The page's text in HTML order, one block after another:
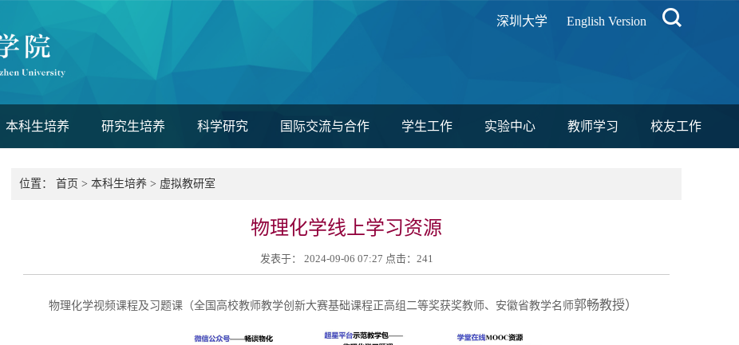
深圳大学 English Version
本科生培养 研究生培养 科学研究 国际交流与合作 学生工作 实验中心 教师学习 校友工作
位置： 首页 > 本科生培养 > 虚拟教研室
物理化学线上学习资源
发表于： 2024-09-06 07:27 点击： 241
物理化学视频课程及习题课（全国高校教师教学创新大赛基础课程正高组二等奖获奖教师、 安徽省教学名师郭畅教授）